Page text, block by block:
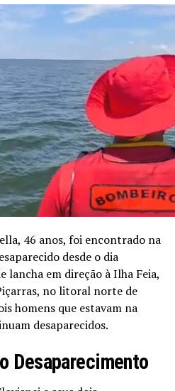
46 anos, foi encontrado na
desde o dia
em direção à Ilha Feia,
no litoral norte de
homens que estavam na
desaparecidos.
Desaparecimento